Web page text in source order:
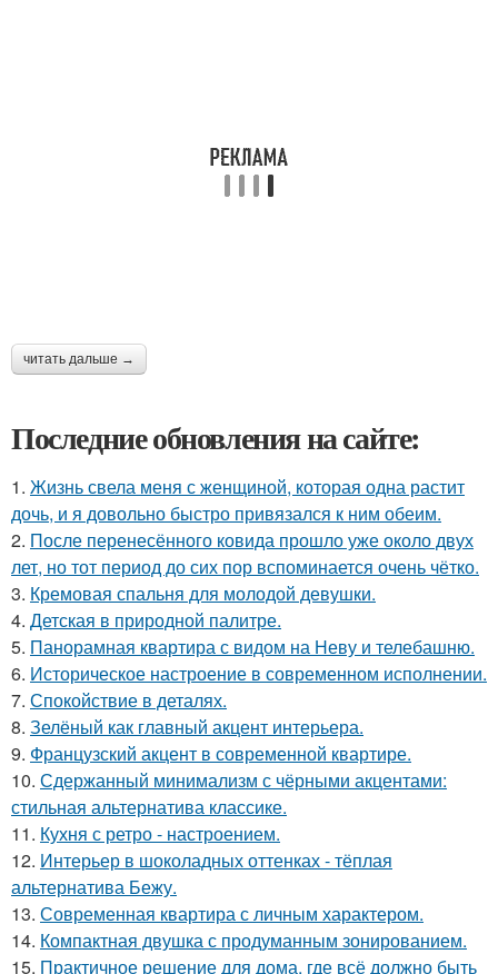
читать дальше →
Последние обновления на сайте:
1. Жизнь свела меня с женщиной, которая одна растит
дочь, и я довольно быстро привязался к ним обеим.
2. После перенесённого ковида прошло уже около двух
лет, но тот период до сих пор вспоминается очень чётко.
3. Кремовая спальня для молодой девушки.
4. Детская в природной палитре.
5. Панорамная квартира с видом на Неву и телебашню.
6. Историческое настроение в современном исполнении.
7. Спокойствие в деталях.
8. Зелёный как главный акцент интерьера.
9. Французский акцент в современной квартире.
10. Сдержанный минимализм с чёрными акцентами:
стильная альтернатива классике.
11. Кухня с ретро - настроением.
12. Интерьер в шоколадных оттенках - тёплая
альтернатива Бежу.
13. Современная квартира с личным характером.
14. Компактная двушка с продуманным зонированием.
15. Практичное решение для дома, где всё должно быть